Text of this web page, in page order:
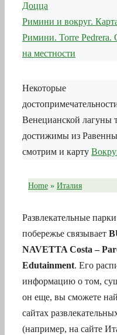
Доцца
Римини и вокруг.
Римини. Torre Pedrera.
на местности
Некоторые
Венецианской лагуны
достижимы из
смотрим и карту
Home » Италия
Развлекательные
побережье связывает
NAVETTA Costa –
Edutainment. Его
информацию о том,
он еще, вы сможете
сайтах
(например, на сайте